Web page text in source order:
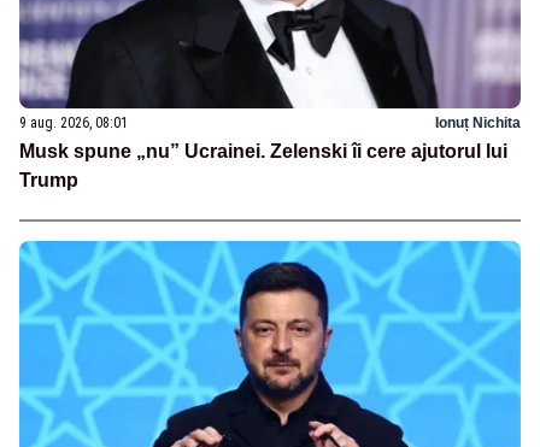
9 aug. 2026, 08:01 Ionuț Nichita
Musk spune „nu” Ucrainei. Zelenski îi cere ajutorul lui
Trump